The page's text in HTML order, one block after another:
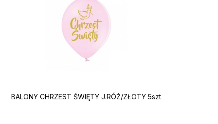
BALONY CHRZEST ŚWIĘTY J.RÓŻ/ZŁOTY 5szt